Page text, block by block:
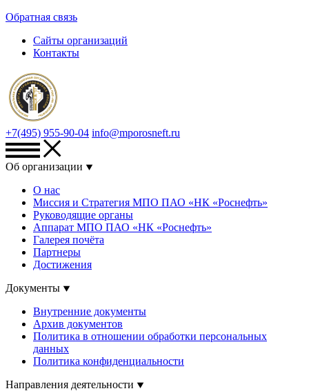
Обратная связь
Сайты организаций
Контакты
+7(495) 955-90-04 info@mporosneft.ru
Об организации
О нас
Миссия и Стратегия МПО ПАО «НК «Роснефть»
Руководящие органы
Аппарат МПО ПАО «НК «Роснефть»
Галерея почёта
Партнеры
Достижения
Документы
Внутренние документы
Архив документов
Политика в отношении обработки персональных
данных
Политика конфиденциальности
Направления деятельности